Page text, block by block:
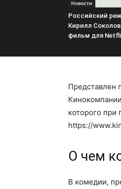
Новости
Российский
Кирилл
фильм для
Представлен
которого
https://
О чем
В комедии,